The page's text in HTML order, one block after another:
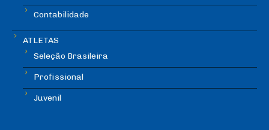
Contabilidade
ATLETAS
Seleção Brasileira
Profissional
Juvenil